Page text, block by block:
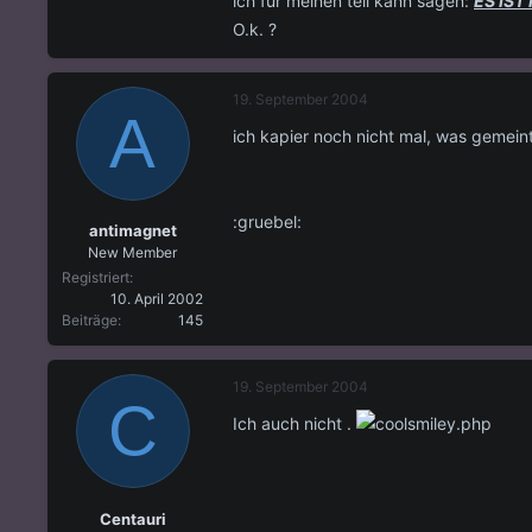
O.k. ?
A
antimagnet
New Member
Registriert
10. April 2002
Beiträge
145
19. September 2004
ich kapier noch nicht mal, was
:gruebel:
C
Centauri
19. September 2004
Ich auch nicht .